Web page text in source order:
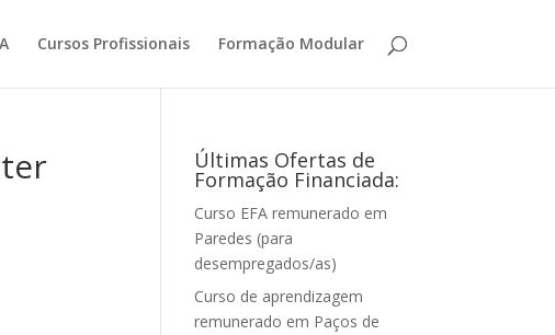
Cursos Profissionais Formação Modular
Últimas Ofertas de
Formação Financiada:
Curso EFA remunerado em
Paredes (para
desempregados/as)
Curso de aprendizagem
remunerado em Paços de